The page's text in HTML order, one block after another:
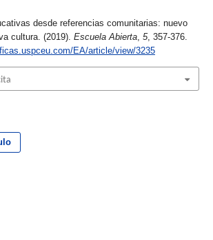
desde referencias comunitarias: nuevo
cultura. (2019). Escuela Abierta, 5, 357-376.
EA/article/view/3235